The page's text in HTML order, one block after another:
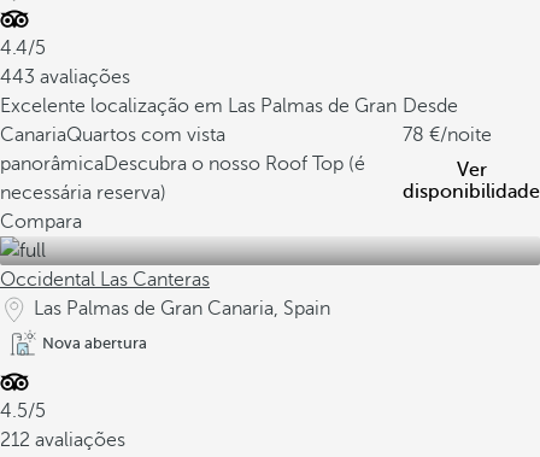
4.4/5
443 avaliações
Excelente localização em Las Palmas de Gran
CanariaQuartos com vista
panorâmicaDescubra o nosso Roof Top (é
necessária reserva)
Desde
78
/noite
Ver
disponibilidade
Compara
Occidental Las Canteras
Las Palmas de Gran Canaria, Spain
Nova abertura
4.5/5
212 avaliações